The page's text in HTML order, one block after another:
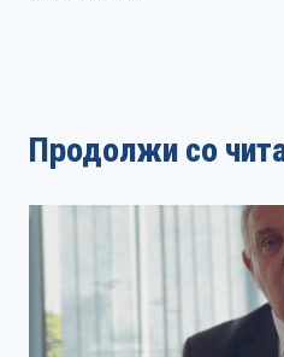
Продолжи со